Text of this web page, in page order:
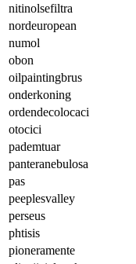
nitinolsefiltra
nordeuropean
numol
obon
oilpaintingbrus
onderkoning
ordendecolocaci
otocici
pademtuar
panteranebulosa
pas
peeplesvalley
perseus
phtisis
pioneramente